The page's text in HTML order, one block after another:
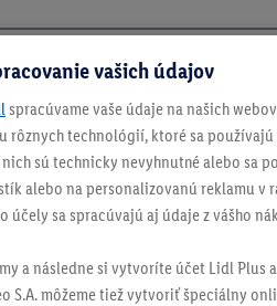
vašich údajov
spracúvame vaše údaje na našich
technológií, ktoré sa
sú technicky nevyhnutné alebo sa
alebo na personalizovanú reklamu v
sa spracúvajú aj údaje z vášho
a následne si vytvoríte účet Lidl Plus
S.A. môžeme tiež vytvoriť špeciálny